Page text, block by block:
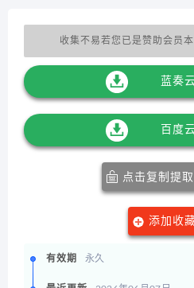
收集不易若您已是赞助会员
蓝奏
百度
点击复制提
添加收
有效期 永久